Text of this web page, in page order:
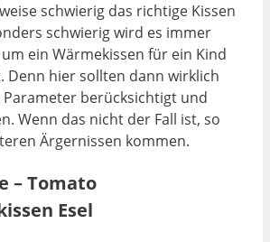
schwierig das richtige Kissen
schwierig wird es immer
ein Wärmekissen für ein Kind
Denn hier sollten dann wirklich
berücksichtigt und
Wenn das nicht der Fall ist, so
Ärgernissen kommen.
– Tomato
Esel